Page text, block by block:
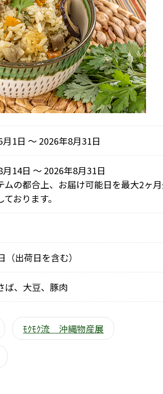
1日 〜 2026年8月31日
14日 ～ 2026年8月31日
ムの都合上、お届け可能日を最大2ヶ
おります。
（出荷日を含む）
ば、大豆、豚肉
ﾓｸﾓｸ流 沖縄物産展